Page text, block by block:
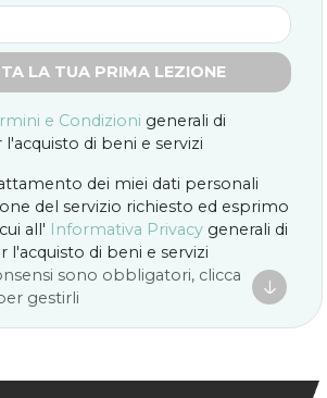
LA TUA PRIMA LEZIONE
e Condizioni generali di
di beni e servizi
dei miei dati personali
del servizio richiesto ed esprimo
all' Informativa Privacy generali di
l'acquisto di beni e servizi
sono obbligatori, clicca
gestirli
